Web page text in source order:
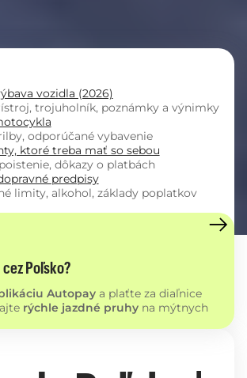
vozidla (2026)
trojuholník, poznámky a výnimky
odporúčané vybavenie
ktoré treba mať so sebou
dôkazy o platbách
predpisy
limity, alkohol, základy poplatkov
Poľsko?
Autopay a plaťte za diaľnice
rýchle jazdné pruhy na mýtnych